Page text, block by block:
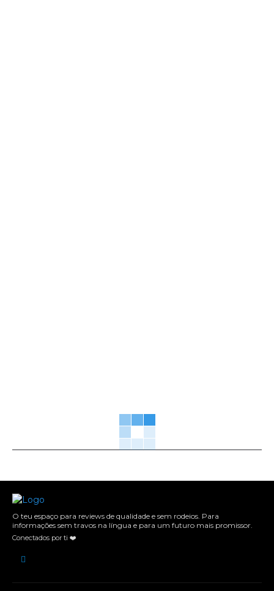
O teu espaço para reviews de qualidade e sem rodeios. Para
informações sem travos na língua e para um futuro mais promissor.
Conectados por ti ❤️